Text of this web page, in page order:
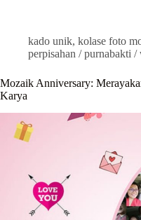
kado unik, kolase foto
perpisahan / purnabakti /
Mozaik Anniversary:
Karya